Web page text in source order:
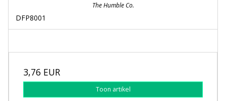
The Humble Co.
DFP8001
3,76 EUR
Toon artikel